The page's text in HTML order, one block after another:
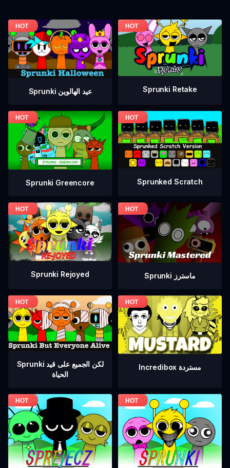
Sprunki عيد الهالوين Sprunki Retake
Sprunki Greencore Sprunked Scratch
Sprunki Rejoyed Sprunki ماسترز
Sprunki لكن الجميع على قيد
الحياة
Incredibox مستردة